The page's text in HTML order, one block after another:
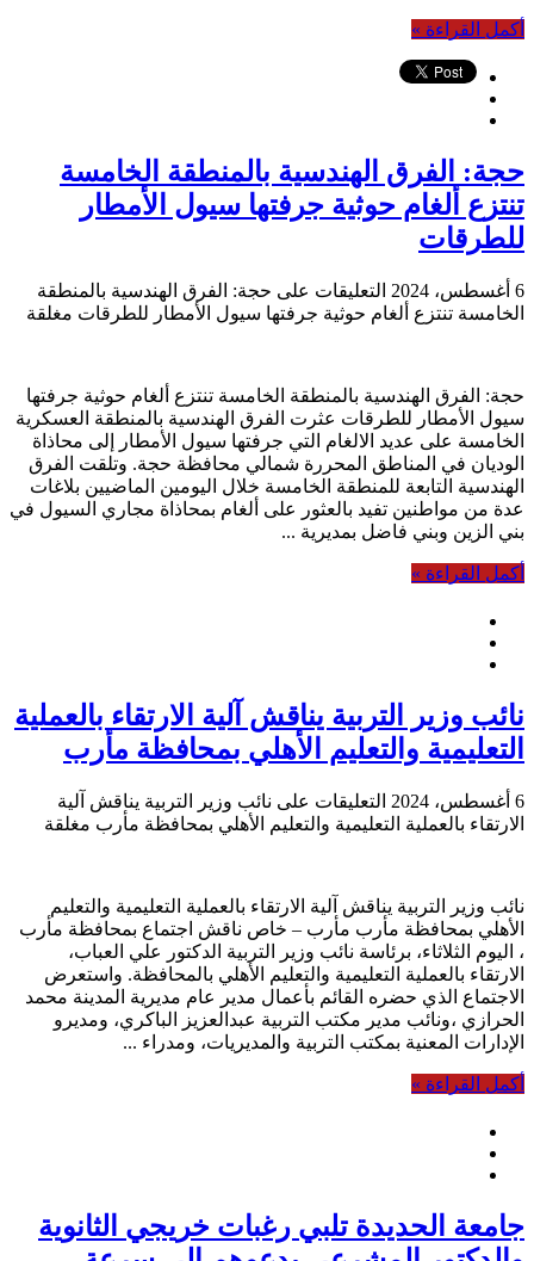
أكمل القراءة »
حجة: الفرق الهندسية بالمنطقة الخامسة
تنتزع ألغام حوثية جرفتها سيول الأمطار
للطرقات
6 أغسطس، 2024 التعليقات على حجة: الفرق الهندسية بالمنطقة
الخامسة تنتزع ألغام حوثية جرفتها سيول الأمطار للطرقات مغلقة
حجة: الفرق الهندسية بالمنطقة الخامسة تنتزع ألغام حوثية جرفتها
سيول الأمطار للطرقات عثرت الفرق الهندسية بالمنطقة العسكرية
الخامسة على عديد الالغام التي جرفتها سيول الأمطار إلى محاذاة
الوديان في المناطق المحررة شمالي محافظة حجة. وتلقت الفرق
الهندسية التابعة للمنطقة الخامسة خلال اليومين الماضيين بلاغات
عدة من مواطنين تفيد بالعثور على ألغام بمحاذاة مجاري السيول في
بني الزين وبني فاضل بمديرية ...
أكمل القراءة »
نائب وزير التربية يناقش آلية الارتقاء بالعملية
التعليمية والتعليم الأهلي بمحافظة مأرب
6 أغسطس، 2024 التعليقات على نائب وزير التربية يناقش آلية
الارتقاء بالعملية التعليمية والتعليم الأهلي بمحافظة مأرب مغلقة
نائب وزير التربية يناقش آلية الارتقاء بالعملية التعليمية والتعليم
الأهلي بمحافظة مأرب مأرب – خاص ناقش اجتماع بمحافظة مأرب
، اليوم الثلاثاء، برئاسة نائب وزير التربية الدكتور علي العباب،
الارتقاء بالعملية التعليمية والتعليم الأهلي بالمحافظة. واستعرض
الاجتماع الذي حضره القائم بأعمال مدير عام مديرية المدينة محمد
الحرازي ،ونائب مدير مكتب التربية عبدالعزيز الباكري، ومديرو
الإدارات المعنية بمكتب التربية والمديريات، ومدراء ...
أكمل القراءة »
جامعة الحديدة تلبي رغبات خريجي الثانوية